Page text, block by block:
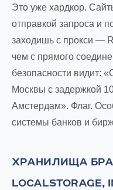
Это уже хардкор.
отправкой запроса и
заходишь с прокси —
чем с прямого
безопасности видит:
Москвы с задержкой
Амстердам». Флаг.
системы банков и
ХРАНИЛИЩА
LOCALSTORAGE,